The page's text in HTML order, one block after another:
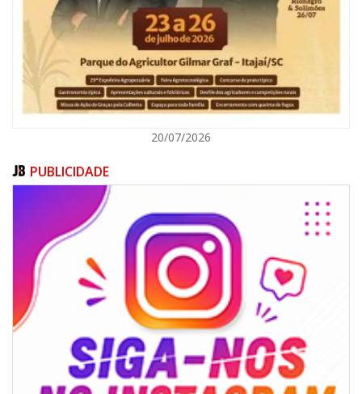
ITAJAÍ
08/08/2026 | 07:00
20/07/2026
PUBLICIDADE